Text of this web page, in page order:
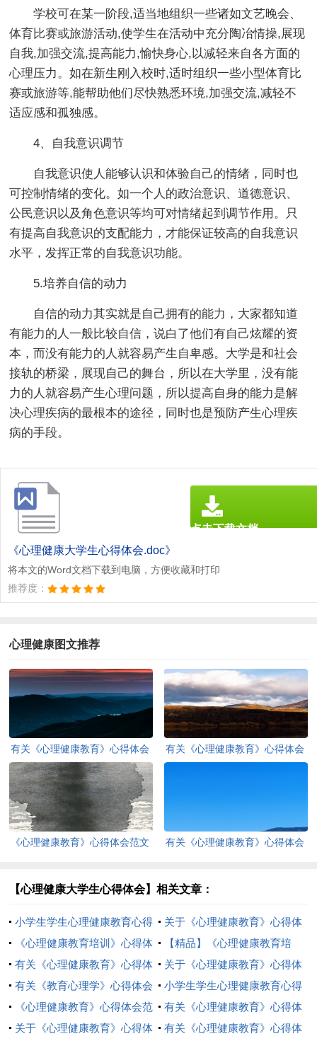
学校可在某一阶段,适当地组织一些诸如文艺晚会、
体育比赛或旅游活动,使学生在活动中充分陶冶情操,展现
自我,加强交流,提高能力,愉快身心,以减轻来自各方面的
心理压力。如在新生刚入校时,适时组织一些小型体育比
赛或旅游等,能帮助他们尽快熟悉环境,加强交流,减轻不
适应感和孤独感。
4、自我意识调节
自我意识使人能够认识和体验自己的情绪，同时也
可控制情绪的变化。如一个人的政治意识、道德意识、
公民意识以及角色意识等均可对情绪起到调节作用。只
有提高自我意识的支配能力，才能保证较高的自我意识
水平，发挥正常的自我意识功能。
5.培养自信的动力
自信的动力其实就是自己拥有的能力，大家都知道
有能力的人一般比较自信，说白了他们有自己炫耀的资
本，而没有能力的人就容易产生自卑感。大学是和社会
接轨的桥梁，展现自己的舞台，所以在大学里，没有能
力的人就容易产生心理问题，所以提高自身的能力是解
决心理疾病的最根本的途径，同时也是预防产生心理疾
病的手段。
《心理健康大学生心得体会.doc》
将本文的Word文档下载到电脑，方便收藏和打印
推荐度：
点击下载文档
心理健康图文推荐
有关《心理健康教育》心得体会
范文合集八篇
有关《心理健康教育》心得体会
《心理健康教育》心得体会范文
有关《心理健康教育》心得体会
【心理健康大学生心得体会】相关文章：
小学生学生心理健康教育心得
体会3篇
关于《心理健康教育》心得体
会范文锦集八篇
《心理健康教育培训》心得体
会汇总7篇
【精品】《心理健康教育培
训》心得体会4篇
有关《心理健康教育》心得体
会范文锦集八篇
关于《心理健康教育》心得体
会三篇
有关《教育心理学》心得体会
3篇
小学生学生心理健康教育心得
体会7篇
《心理健康教育》心得体会范
文集锦五篇
有关《心理健康教育》心得体
会范文八篇
关于《心理健康教育》心得体 有关《心理健康教育》心得体